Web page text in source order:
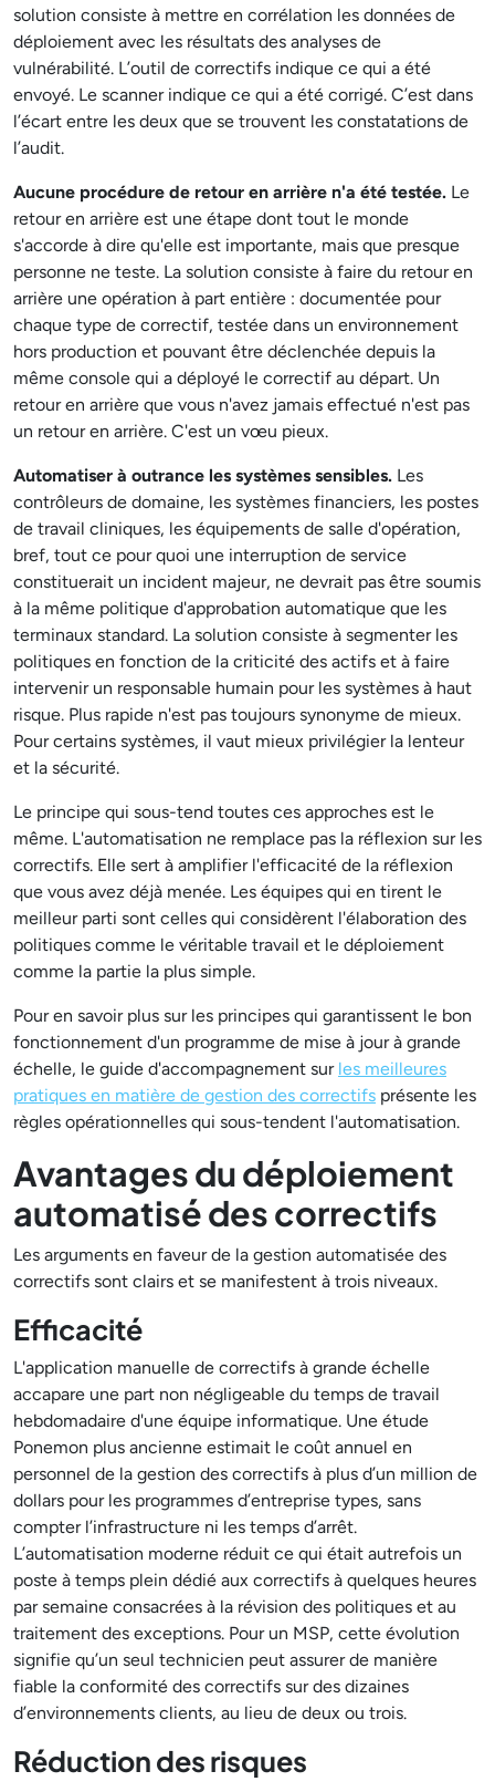
solution consiste à mettre en corrélation les données de
déploiement avec les résultats des analyses de
vulnérabilité. L’outil de correctifs indique ce qui a été
envoyé. Le scanner indique ce qui a été corrigé. C’est dans
l’écart entre les deux que se trouvent les constatations de
l’audit.
Aucune procédure de retour en arrière n'a été testée. Le
retour en arrière est une étape dont tout le monde
s'accorde à dire qu'elle est importante, mais que presque
personne ne teste. La solution consiste à faire du retour en
arrière une opération à part entière : documentée pour
chaque type de correctif, testée dans un environnement
hors production et pouvant être déclenchée depuis la
même console qui a déployé le correctif au départ. Un
retour en arrière que vous n'avez jamais effectué n'est pas
un retour en arrière. C'est un vœu pieux.
Automatiser à outrance les systèmes sensibles. Les
contrôleurs de domaine, les systèmes financiers, les postes
de travail cliniques, les équipements de salle d'opération,
bref, tout ce pour quoi une interruption de service
constituerait un incident majeur, ne devrait pas être soumis
à la même politique d'approbation automatique que les
terminaux standard. La solution consiste à segmenter les
politiques en fonction de la criticité des actifs et à faire
intervenir un responsable humain pour les systèmes à haut
risque. Plus rapide n'est pas toujours synonyme de mieux.
Pour certains systèmes, il vaut mieux privilégier la lenteur
et la sécurité.
Le principe qui sous-tend toutes ces approches est le
même. L'automatisation ne remplace pas la réflexion sur les
correctifs. Elle sert à amplifier l'efficacité de la réflexion
que vous avez déjà menée. Les équipes qui en tirent le
meilleur parti sont celles qui considèrent l'élaboration des
politiques comme le véritable travail et le déploiement
comme la partie la plus simple.
Pour en savoir plus sur les principes qui garantissent le bon
fonctionnement d'un programme de mise à jour à grande
échelle, le guide d'accompagnement sur les meilleures
pratiques en matière de gestion des correctifs présente les
règles opérationnelles qui sous-tendent l'automatisation.
Avantages du déploiement
automatisé des correctifs
Les arguments en faveur de la gestion automatisée des
correctifs sont clairs et se manifestent à trois niveaux.
Efficacité
L'application manuelle de correctifs à grande échelle
accapare une part non négligeable du temps de travail
hebdomadaire d'une équipe informatique. Une étude
Ponemon plus ancienne estimait le coût annuel en
personnel de la gestion des correctifs à plus d’un million de
dollars pour les programmes d’entreprise types, sans
compter l’infrastructure ni les temps d’arrêt.
L’automatisation moderne réduit ce qui était autrefois un
poste à temps plein dédié aux correctifs à quelques heures
par semaine consacrées à la révision des politiques et au
traitement des exceptions. Pour un MSP, cette évolution
signifie qu’un seul technicien peut assurer de manière
fiable la conformité des correctifs sur des dizaines
d’environnements clients, au lieu de deux ou trois.
Réduction des risques